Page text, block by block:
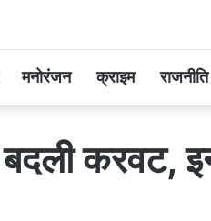
मनोरंजन क्राइम राजनीति
करवट,